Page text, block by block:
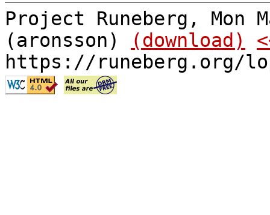
Project Runeberg, Mon
(aronsson)
(download)
https://runeberg.org/